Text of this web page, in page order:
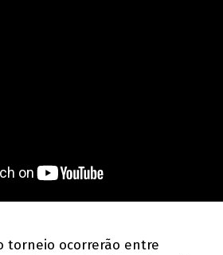
torneio ocorrerão entre